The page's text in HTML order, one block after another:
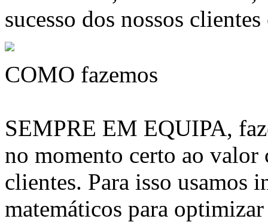
sucesso dos nossos
COMO fazemos
SEMPRE EM EQUIPA,
no momento certo ao valor
clientes. Para isso usamos
matemáticos para